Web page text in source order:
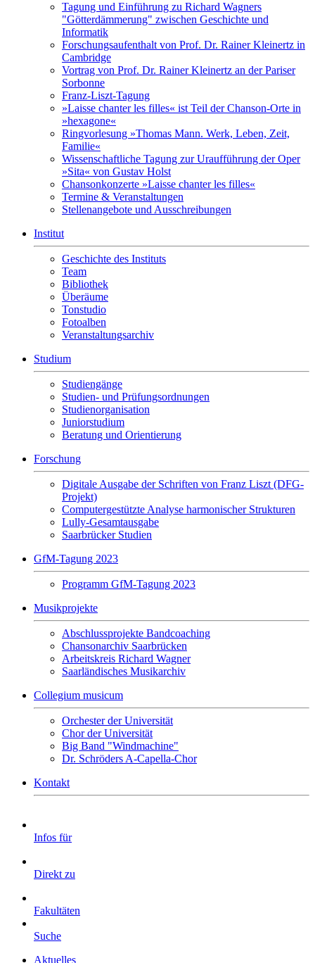
Tagung und Einführung zu Richard Wagners
"Götterdämmerung" zwischen Geschichte und
Informatik
Forschungsaufenthalt von Prof. Dr. Rainer Kleinertz in
Cambridge
Vortrag von Prof. Dr. Rainer Kleinertz an der Pariser
Sorbonne
Franz-Liszt-Tagung
»Laisse chanter les filles« ist Teil der Chanson-Orte in
»hexagone«
Ringvorlesung »Thomas Mann. Werk, Leben, Zeit,
Familie«
Wissenschaftliche Tagung zur Uraufführung der Oper
»Sita« von Gustav Holst
Chansonkonzerte »Laisse chanter les filles«
Termine & Veranstaltungen
Stellenangebote und Ausschreibungen
Institut
Geschichte des Instituts
Team
Bibliothek
Überäume
Tonstudio
Fotoalben
Veranstaltungsarchiv
Studium
Studiengänge
Studien- und Prüfungsordnungen
Studienorganisation
Juniorstudium
Beratung und Orientierung
Forschung
Digitale Ausgabe der Schriften von Franz Liszt (DFG-
Projekt)
Computergestützte Analyse harmonischer Strukturen
Lully-Gesamtausgabe
Saarbrücker Studien
GfM-Tagung 2023
Programm GfM-Tagung 2023
Musikprojekte
Abschlussprojekte Bandcoaching
Chansonarchiv Saarbrücken
Arbeitskreis Richard Wagner
Saarländisches Musikarchiv
Collegium musicum
Orchester der Universität
Chor der Universität
Big Band "Windmachine"
Dr. Schröders A-Capella-Chor
Kontakt
Infos für
Direkt zu
Fakultäten
Suche
Aktuelles